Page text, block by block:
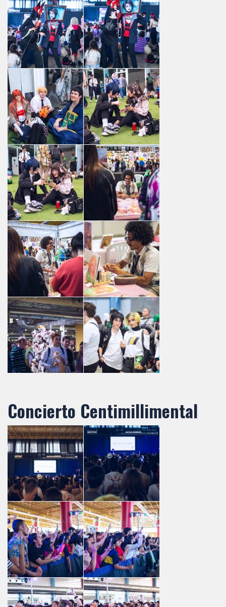
Concierto Centimillimental